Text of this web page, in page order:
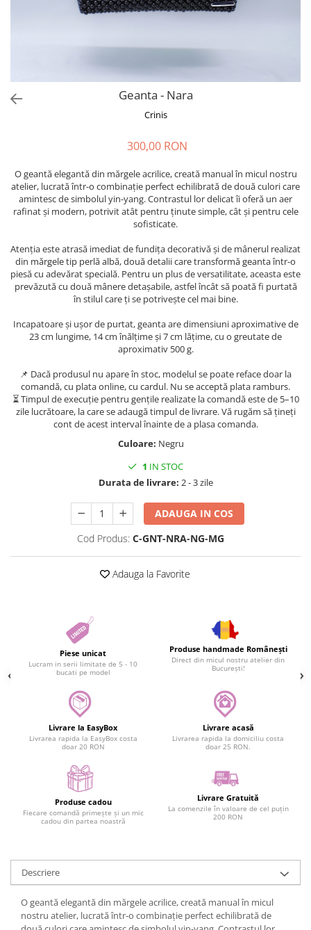
Monstera
Neon Collection
Second Breakfast
Tiny but Mighty
White Sensation
Geanta - Nara
Crinis
300,00 RON
O geantă elegantă din mărgele acrilice, creată manual în micul nostru
atelier, lucrată într-o combinație perfect echilibrată de două culori care
amintesc de simbolul yin-yang. Contrastul lor delicat îi oferă un aer
rafinat și modern, potrivit atât pentru ținute simple, cât și pentru cele
sofisticate.
Atenția este atrasă imediat de fundița decorativă și de mânerul realizat
din mărgele tip perlă albă, două detalii care transformă geanta într-o
piesă cu adevărat specială. Pentru un plus de versatilitate, aceasta este
prevăzută cu două mânere detașabile, astfel încât să poată fi purtată
în stilul care ți se potrivește cel mai bine.
Incapatoare și ușor de purtat, geanta are dimensiuni aproximative de
23 cm lungime, 14 cm înălțime și 7 cm lățime, cu o greutate de
aproximativ 500 g.
📌 Dacă produsul nu apare în stoc, modelul se poate reface doar la
comandă, cu plata online, cu cardul. Nu se acceptă plata ramburs.
⏳ Timpul de execuție pentru gențile realizate la comandă este de 5–10
zile lucrătoare, la care se adaugă timpul de livrare. Vă rugăm să țineți
cont de acest interval înainte de a plasa comanda.
Culoare: Negru
1 IN STOC
Durata de livrare: 2 - 3 zile
ADAUGA IN COS
Cod Produs: C-GNT-NRA-NG-MG
Adauga la Favorite
Piese unicat
Lucram in serii limitate de 5 - 10
bucati pe model
Produse handmade Românești
Direct din micul nostru atelier din
București!
Livrare la EasyBox
Livrarea rapida la EasyBox costa
doar 20 RON
Livrare acasă
Livrarea rapida la domiciliu costa
doar 25 RON.
Produse cadou
Fiecare comandă primește și un mic
cadou din partea noastră
Livrare Gratuită
La comenzile în valoare de cel puțin
200 RON
Descriere
O geantă elegantă din mărgele acrilice, creată manual în micul
nostru atelier, lucrată într-o combinație perfect echilibrată de